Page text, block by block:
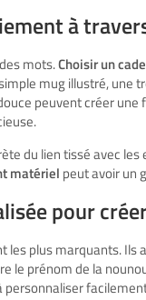
à
mots.Choisir un
mug illustré, une
peuvent créer
du lien tissé avec
matériel peut avoir un
pour
les plus marquants.
le prénom de la